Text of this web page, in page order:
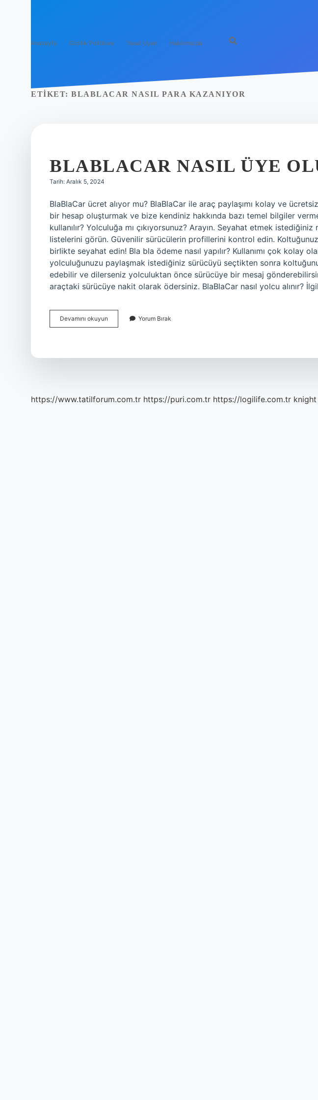
Anasayfa Gizlilik Politikası Yasal Uyarı Hakkımızda
ETIKET: BLABLACAR NASIL PARA KAZANIYOR
BLABLACAR NASIL ÜYE
Tarih: Aralık 5, 2024
BlaBlaCar ücret alıyor mu? BlaBlaCar ile araç paylaşımı kolay ve
bir hesap oluşturmak ve bize kendiniz hakkında bazı temel bilgiler
kullanılır? Yolculuğa mı çıkıyorsunuz? Arayın. Seyahat etmek
listelerini görün. Güvenilir sürücülerin profillerini kontrol edin.
birlikte seyahat edin! Bla bla ödeme nasıl yapılır? Kullanımı çok kolay
yolculuğunuzu paylaşmak istediğiniz sürücüyü seçtikten sonra
edebilir ve dilerseniz yolculuktan önce sürücüye bir mesaj
araçtaki sürücüye nakit olarak ödersiniz. BlaBlaCar nasıl yolcu alınır?
Devamını okuyun Blablacar
Nasıl
Yorum Bırak
https://www.tatilforum.com.tr https://puri.com.tr https://logilife.com.tr